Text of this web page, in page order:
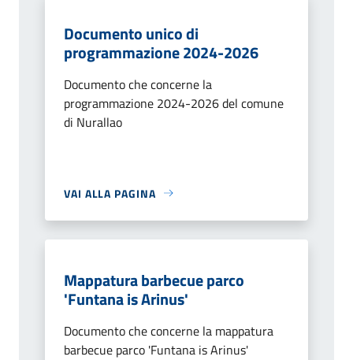
Documento unico di
programmazione 2024-2026
Documento che concerne la
programmazione 2024-2026 del comune
di Nurallao
VAI ALLA PAGINA
Mappatura barbecue parco
'Funtana is Arinus'
Documento che concerne la mappatura
barbecue parco 'Funtana is Arinus'